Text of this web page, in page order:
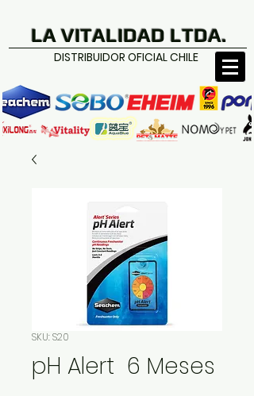
LA VITALIDAD LTDA.
DISTRIBUIDOR OFICIAL CHILE
SKU: S20
pH Alert 6 Meses